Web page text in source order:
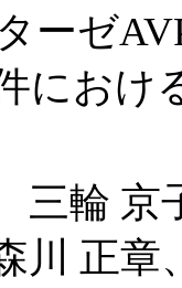
ーゼ
におけ
三輪 京
川 正